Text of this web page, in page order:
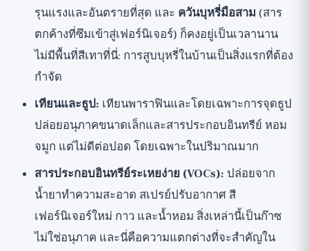
รุนแรงและอันตรายที่สุด และ ควันบุหรี่มือสาม (สาร
ตกค้างที่ซึมเข้าสู่เฟอร์นิเจอร์) ก็คงอยู่เป็นเวลานาน
ไม่มีพื้นที่สีเทาที่นี่: การสูบบุหรี่ในบ้านเป็นสิ่งแรกที่ต้อง
กำจัด
เทียนและธูป: เทียนพาราฟินและโดยเฉพาะการจุดธูป
ปล่อยอนุภาคขนาดเล็กและสารประกอบอินทรีย์ หอม
จมูก แต่ไม่ดีต่อปอด โดยเฉพาะในปริมาณมาก
สารประกอบอินทรีย์ระเหยง่าย (VOCs): ปล่อยจาก
น้ำยาทำความสะอาด สเปรย์ปรับอากาศ สี
เฟอร์นิเจอร์ใหม่ กาว และน้ำหอม สิ่งเหล่านี้เป็นก๊าซ
ไม่ใช่อนุภาค และนี่คือความแตกต่างที่จะสำคัญใน